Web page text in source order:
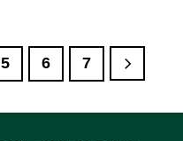
5 6 7